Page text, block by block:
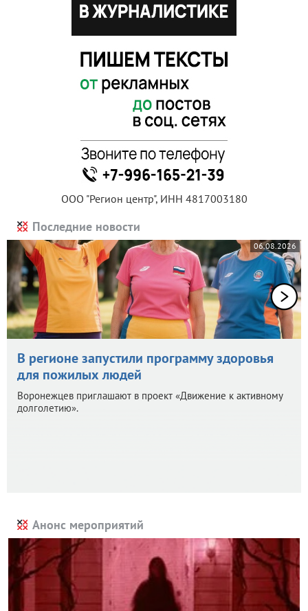
ООО "Регион центр", ИНН 4817003180
Последние новости
06.08.2026
В регионе запустили программу здоровья
для пожилых людей
Воронежцев приглашают в проект «Движение к активному
долголетию».
Анонс мероприятий